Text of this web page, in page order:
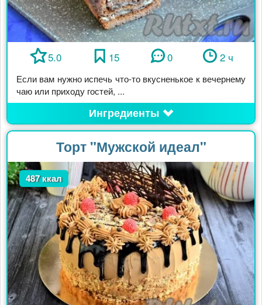
5.0 15 0 2 ч
Если вам нужно испечь что-то вкусненькое к вечернему
чаю или приходу гостей, ...
Ингредиенты
Торт "Мужской идеал"
487 ккал